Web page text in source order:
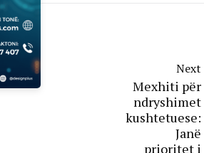
Next
Mexhiti për
ndryshimet
kushtetuese:
Janë
prioritet i